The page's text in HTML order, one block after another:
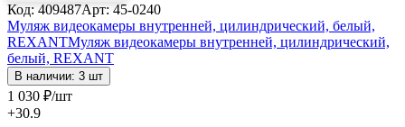
Код: 409487Арт: 45-0240
Муляж видеокамеры внутренней, цилиндрический, белый,
REXANTМуляж видеокамеры внутренней, цилиндрический,
белый, REXANT
В наличии: 3 шт
1 030 ₽/шт
+30.9